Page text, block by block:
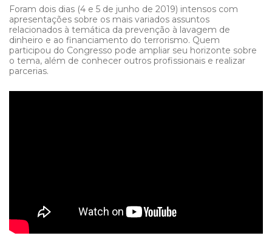
Foram dois dias (4 e 5 de junho de 2019) intensos com
apresentações sobre os mais variados assuntos
relacionados à temática da prevenção à lavagem de
dinheiro e ao financiamento do terrorismo. Quem
participou do Congresso pode ampliar seu horizonte sobre
o tema, além de conhecer outros profissionais e realizar
parcerias.